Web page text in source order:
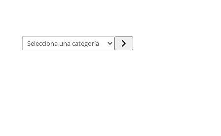
Selecciona
una